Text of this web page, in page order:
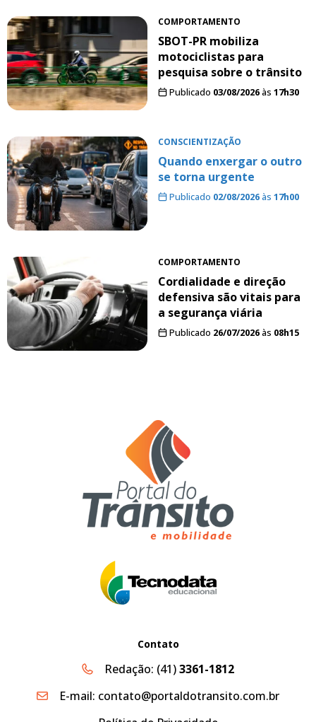
COMPORTAMENTO
SBOT-PR mobiliza
motociclistas para
pesquisa sobre o trânsito
Publicado 03/08/2026às 17h30
CONSCIENTIZAÇÃO
Quando enxergar o outro
se torna urgente
Publicado 02/08/2026às 17h00
COMPORTAMENTO
Cordialidade e direção
defensiva são vitais para
a segurança viária
Publicado 26/07/2026às 08h15
Contato
Redação: (41)3361-1812
E-mail: contato@portaldotransito.com.br